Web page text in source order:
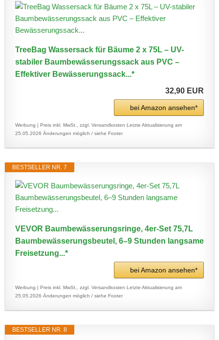
TreeBag Wassersack für Bäume 2 x 75L – UV-
stabiler Baumbewässerungssack aus PVC –
Effektiver Bewässerungssack...*
32,90 EUR
bei Amazon ansehen*
Werbung | Preis inkl. MwSt., zzgl. Versandkosten Letzte Aktualisierung am
25.05.2026 Änderungen möglich / siehe Footer
BESTSELLER NR. 7
VEVOR Baumbewässerungsringe, 4er-Set 75,7L
Baumbewässerungsbeutel, 6–9 Stunden langsame
Freisetzung...*
bei Amazon ansehen*
Werbung | Preis inkl. MwSt., zzgl. Versandkosten Letzte Aktualisierung am
25.05.2026 Änderungen möglich / siehe Footer
BESTSELLER NR. 8